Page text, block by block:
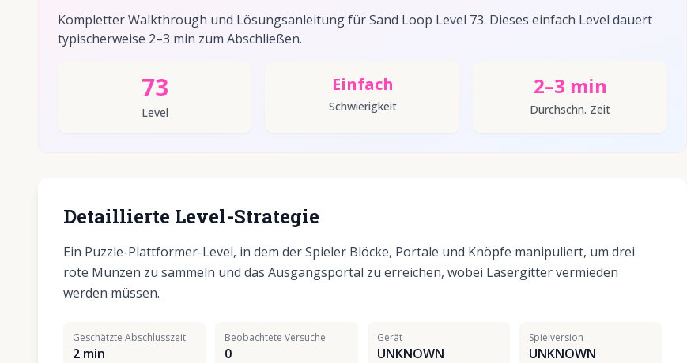
Kompletter Walkthrough und Lösungsanleitung für Sand Loop Level 73. Dieses einfach Level dauert
typischerweise 2–3 min zum Abschließen.
73
Level
Einfach
Schwierigkeit
2–3 min
Durchschn. Zeit
Detaillierte Level-Strategie
Ein Puzzle-Plattformer-Level, in dem der Spieler Blöcke, Portale und Knöpfe manipuliert, um drei
rote Münzen zu sammeln und das Ausgangsportal zu erreichen, wobei Lasergitter vermieden
werden müssen.
Geschätzte Abschlusszeit
2 min
Beobachtete Versuche
0
Gerät
UNKNOWN
Spielversion
UNKNOWN